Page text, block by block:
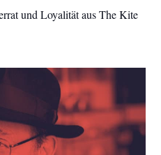
und Loyalität aus The Kite